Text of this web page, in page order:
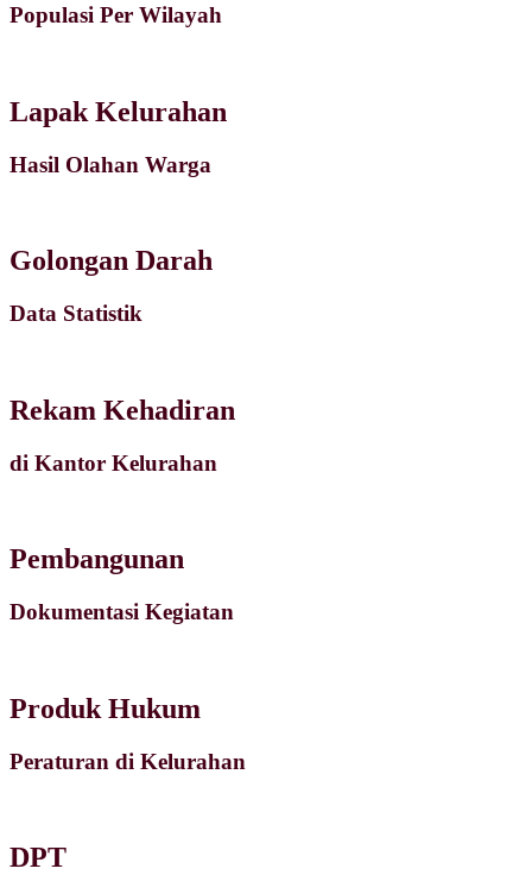
Populasi Per Wilayah
Lapak Kelurahan
Hasil Olahan Warga
Golongan Darah
Data Statistik
Rekam Kehadiran
di Kantor Kelurahan
Pembangunan
Dokumentasi Kegiatan
Produk Hukum
Peraturan di Kelurahan
DPT